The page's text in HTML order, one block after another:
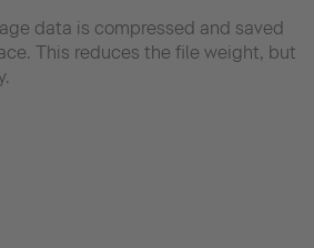
data is compressed and saved
This reduces the file weight, but